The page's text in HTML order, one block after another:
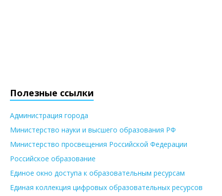
Полезные ссылки
Администрация города
Министерство науки и высшего образования РФ
Министерство просвещения Российской Федерации
Российское образование
Единое окно доступа к образовательным ресурсам
Единая коллекция цифровых образовательных ресурсов